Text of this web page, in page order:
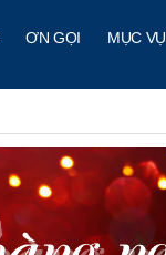
ƠN GỌI MỤC VỤ